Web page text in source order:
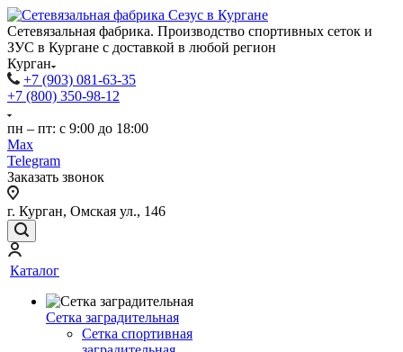
Сетевязальная фабрика. Производство спортивных сеток и
ЗУС в Кургане с доставкой в любой регион
Курган
+7 (903) 081-63-35
+7 (800) 350-98-12
пн – пт: с 9:00 до 18:00
Max
Telegram
Заказать звонок
г. Курган, Омская ул., 146
Каталог
Сетка заградительная
Сетка спортивная